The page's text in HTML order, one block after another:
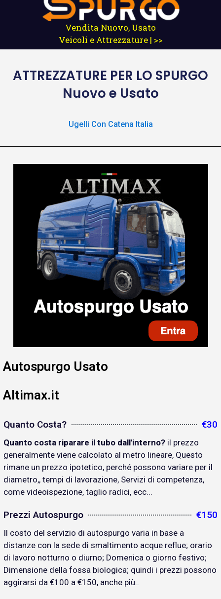
Vendita Nuovo, Usato
Veicoli e Attrezzature | >>
ATTREZZATURE PER LO SPURGO
Nuovo e Usato
Ugelli Con Catena Italia
Autospurgo Usato
Altimax.it
Quanto Costa? €30
Quanto costa riparare il tubo dall'interno? il prezzo
generalmente viene calcolato al metro lineare, Questo
rimane un prezzo ipotetico, perché possono variare per il
diametro,, tempi di lavorazione, Servizi di competenza,
come videoispezione, taglio radici, ecc...
Prezzi Autospurgo €150
Il costo del servizio di autospurgo varia in base a
distanze con la sede di smaltimento acque reflue; orario
di lavoro notturno o diurno; Domenica o giorno festivo;
Dimensione della fossa biologica; quindi i prezzi possono
aggirarsi da €100 a €150, anche più..